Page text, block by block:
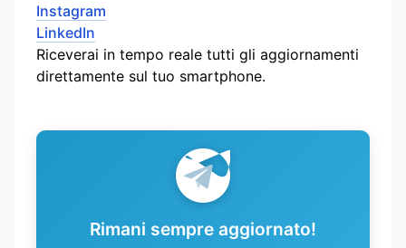
Instagram
LinkedIn
Riceverai in tempo reale tutti gli aggiornamenti
direttamente sul tuo smartphone.
Rimani sempre aggiornato!